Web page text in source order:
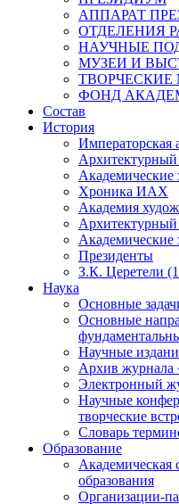
АППАРАТ
ОТДЕЛЕНИЯ
НАУЧНЫЕ
МУЗЕИ И
ТВОРЧЕСКИЕ
ФОНД
Состав
История
Императорская
Хроника ИАХ
Академия
Президенты
З.К. Церетели
Наука
Основные
Основные
Научные
Архив
Электронный
Научные
творческие
Словарь
Образование
Академическая
образования
Организации-